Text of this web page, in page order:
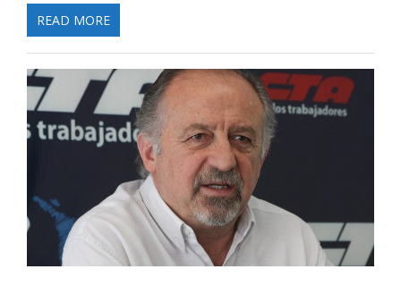
READ MORE